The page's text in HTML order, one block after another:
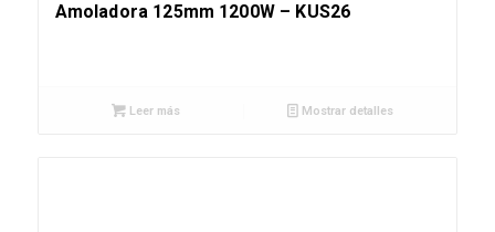
Amoladora 125mm 1200W – KUS26
Leer más Mostrar detalles